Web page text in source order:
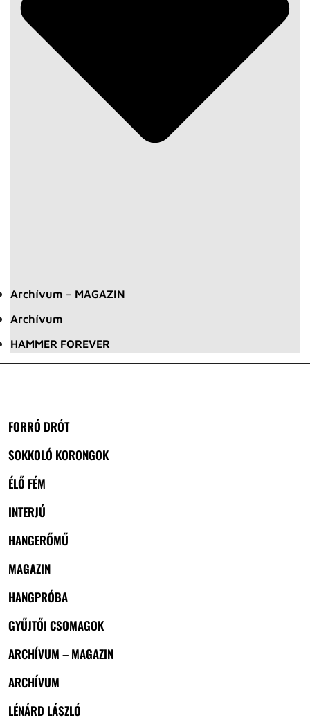
Archívum – MAGAZIN
Archívum
HAMMER FOREVER
FORRÓ DRÓT
SOKKOLÓ KORONGOK
ÉLŐ FÉM
INTERJÚ
HANGERŐMŰ
MAGAZIN
HANGPRÓBA
GYŰJTŐI CSOMAGOK
ARCHÍVUM – MAGAZIN
ARCHÍVUM
LÉNÁRD LÁSZLÓ